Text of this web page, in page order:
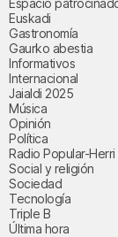
Euskadi
Gastronomía
Gaurko abestia
Informativos
Internacional
Jaialdi 2025
Música
Opinión
Política
Radio Popular-Herri
Social y religión
Sociedad
Tecnología
Triple B
Última hora